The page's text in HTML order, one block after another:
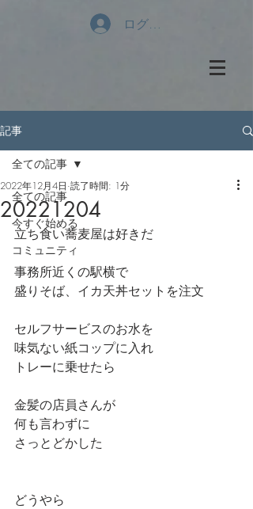
ログイン
記事
全ての記事
今すぐ始める
コミュニティ
全ての記事
20221204
2022年12月4日 読了時間: 1分
立ち食い蕎麦屋は好きだ
事務所近くの駅横で
盛りそば、イカ天丼セットを注文
セルフサービスのお水を
味気ない紙コップに入れ
トレーに乗せたら
金髪の店員さんが
何も言わずに
さっとどかした
どうやら